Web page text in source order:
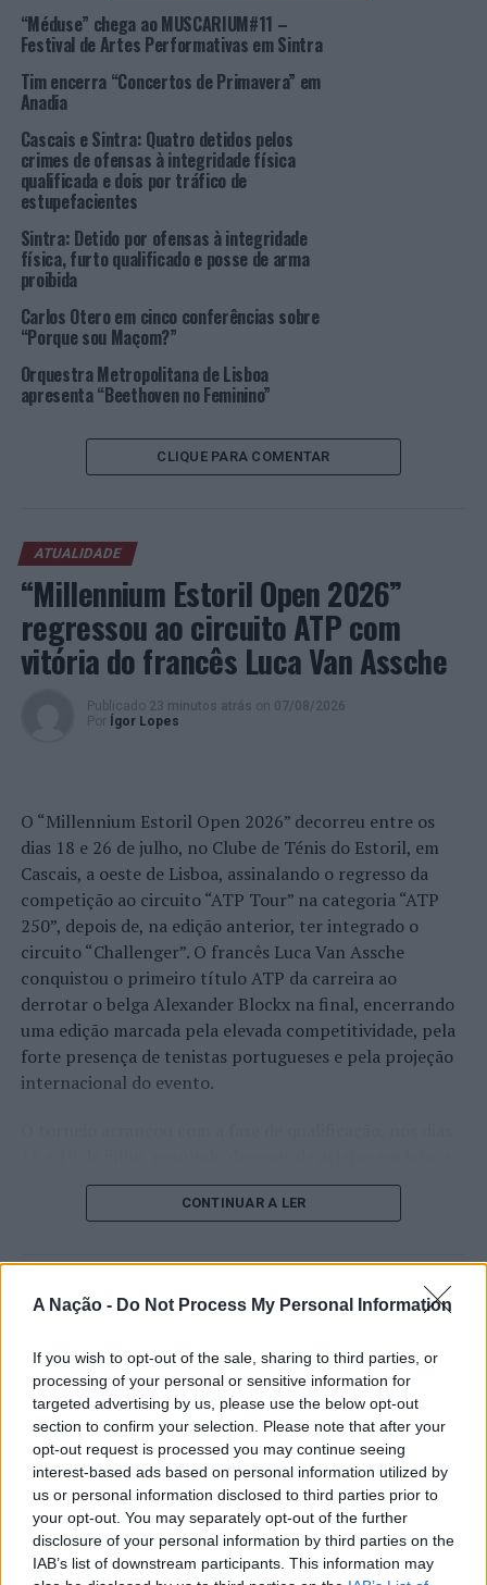
A Nação - Do Not Process My Personal Information
If you wish to opt-out of the sale, sharing to third parties, or
processing of your personal or sensitive information for
targeted advertising by us, please use the below opt-out
section to confirm your selection. Please note that after your
opt-out request is processed you may continue seeing
interest-based ads based on personal information utilized by
us or personal information disclosed to third parties prior to
your opt-out. You may separately opt-out of the further
disclosure of your personal information by third parties on the
IAB’s list of downstream participants. This information may
trilhos e heranças ancestrais.
viver em Lisboa.
Bilhetes à venda emTicketline:
https://ticketline.sapo.pt/evento/orquestra-todos-
61462.
Foto: CMS.
TÓPICOS RELACIONADOS:
CENTRO CULTURAL OLGA CADAVAL
CONCERTO
MÚSICA
ORQUESTRA TODOS SINTRA
PRÓXIMO
Ponta Delgada: PSP faz um detido por tráfico de
estupefacientes
Aveiro e São João da Madeira: Três detidos por crime
“Méduse” chega ao MUSCARIUM#11 –
Festival de Artes Performativas em Sintra
Tim encerra “Concertos de Primavera” em
Anadia
Cascais e Sintra: Quatro detidos pelos
crimes de ofensas à integridade física
qualificada e dois por tráfico de
estupefacientes
Sintra: Detido por ofensas à integridade
física, furto qualificado e posse de arma
proibida
Carlos Otero em cinco conferências sobre
“Porque sou Maçom?”
Orquestra Metropolitana de Lisboa
apresenta “Beethoven no Feminino”
CLIQUE PARA COMENTAR
ATUALIDADE
“Millennium Estoril Open 2026”
regressou ao circuito ATP com
vitória do francês Luca Van Assche
Publicado 23 minutos atrás on 07/08/2026
Por
Ígor Lopes
O “Millennium Estoril Open 2026” decorreu entre os
dias 18 e 26 de julho, no Clube de Ténis do Estoril, em
Cascais, a oeste de Lisboa, assinalando o regresso da
competição ao circuito “ATP Tour” na categoria “ATP
250”, depois de, na edição anterior, ter integrado o
circuito “Challenger”. O francês Luca Van Assche
conquistou o primeiro título ATP da carreira ao
derrotar o belga Alexander Blockx na final, encerrando
uma edição marcada pela elevada competitividade, pela
forte presença de tenistas portugueses e pela projeção
internacional do evento.
de um lugar no quadro principal. A cerimónia de
abertura contou com a presença do presidente da
acompanhado pelo executivo municipal, assinalando o
concelho no centro do calendário internacional do
Apesar das desistências de última hora de jogadores
como Casper Ruud (Noruega), Alejandro Davidovich
Fokina (Espanha) e Matteo Arnaldi (Itália), a prova
apresentou um quadro competitivo de elevado nível,
liderado pelo russo Andrey Rublev, primeiro cabeça de
série, pelo italiano Luciano Darderi, pelo chileno
Alejandro Tabilo e pelo belga Alexander Blockx.
Um dos momentos mais aguardados da semana foi
CONTINUAR A LER
ATUALIDADE
Internacional de Artes e Ofícios”
promete afirmar artesanato,
património e inovação como
“motores de desenvolvimento
económico e cultural” do município
português